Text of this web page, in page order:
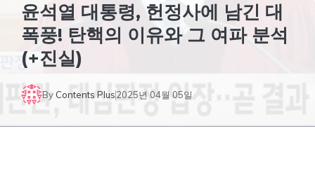
윤석열 대통령, 헌정사에 남긴 대
폭풍! 탄핵의 이유와 그 여파 분석
(+진실)
By Contents Plus2025년 04월 05일